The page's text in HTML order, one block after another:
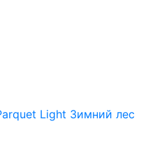
Light Зимний лес